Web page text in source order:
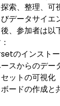
索、整理、可
データサイエ
、参加者は以
のインスト
スからのデー
ットの可視化
ードの作成と